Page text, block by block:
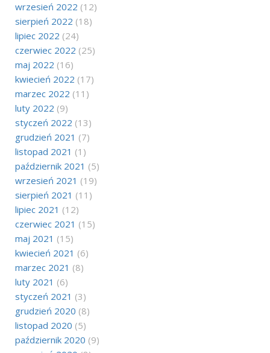
wrzesień 2022 (12)
sierpień 2022 (18)
lipiec 2022 (24)
czerwiec 2022 (25)
maj 2022 (16)
kwiecień 2022 (17)
marzec 2022 (11)
luty 2022 (9)
styczeń 2022 (13)
grudzień 2021 (7)
listopad 2021 (1)
październik 2021 (5)
wrzesień 2021 (19)
sierpień 2021 (11)
lipiec 2021 (12)
czerwiec 2021 (15)
maj 2021 (15)
kwiecień 2021 (6)
marzec 2021 (8)
luty 2021 (6)
styczeń 2021 (3)
grudzień 2020 (8)
listopad 2020 (5)
październik 2020 (9)